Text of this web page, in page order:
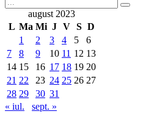
august 2023
L Ma Mi J V S D
1
2 3 4 5
6
7
8 9 10 11 12 13
14 15 16 17 18 19 20
21 22 23 24 25 26 27
28 29 30 31
« iul.
sept. »